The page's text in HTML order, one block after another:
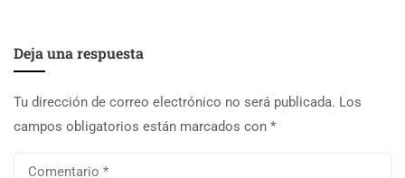
Deja una respuesta
Tu dirección de correo electrónico no será publicada. Los
campos obligatorios están marcados con *